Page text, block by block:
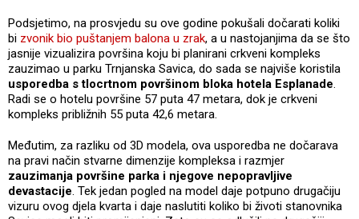
Podsjetimo, na prosvjedu su ove godine pokušali dočarati koliki
bi zvonik bio puštanjem balona u zrak, a u nastojanjima da se što
jasnije vizualizira površina koju bi planirani crkveni kompleks
zauzimao u parku Trnjanska Savica, do sada se najviše koristila
usporedba s tlocrtnom površinom bloka hotela Esplanade.
Radi se o hotelu površine 57 puta 47 metara, dok je crkveni
kompleks približnih 55 puta 42,6 metara.
Međutim, za razliku od 3D modela, ova usporedba ne dočarava
na pravi način stvarne dimenzije kompleksa i razmjer
zauzimanja površine parka i njegove nepopravljive
devastacije. Tek jedan pogled na model daje potpuno drugačiju
vizuru ovog djela kvarta i daje naslutiti koliko bi životi stanovnika